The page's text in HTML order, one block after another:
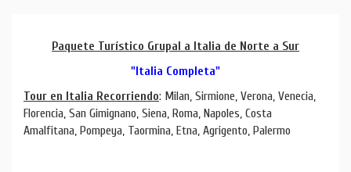
Paquete Turístico Grupal a Italia de Norte a Sur
"Italia Completa"
Tour en Italia Recorriendo: Milan, Sirmione, Verona, Venecia,
Florencia, San Gimignano, Siena, Roma, Napoles, Costa
Amalfitana, Pompeya, Taormina, Etna, Agrigento, Palermo